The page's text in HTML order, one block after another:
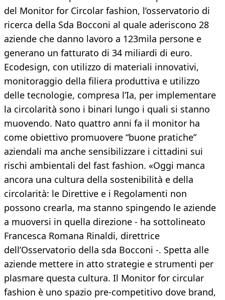
del Monitor for Circolar fashion, l’osservatorio di
ricerca della Sda Bocconi al quale aderiscono 28
aziende che danno lavoro a 123mila persone e
generano un fatturato di 34 miliardi di euro.
Ecodesign, con utilizzo di materiali innovativi,
monitoraggio della filiera produttiva e utilizzo
delle tecnologie, compresa l’Ia, per implementare
la circolarità sono i binari lungo i quali si stanno
muovendo. Nato quattro anni fa il monitor ha
come obiettivo promuovere “buone pratiche”
aziendali ma anche sensibilizzare i cittadini sui
rischi ambientali del fast fashion. «Oggi manca
ancora una cultura della sostenibilità e della
circolarità: le Direttive e i Regolamenti non
possono crearla, ma stanno spingendo le aziende
a muoversi in quella direzione - ha sottolineato
Francesca Romana Rinaldi, direttrice
dell’Osservatorio della sda Bocconi -. Spetta alle
aziende mettere in atto strategie e strumenti per
plasmare questa cultura. Il Monitor for circular
fashion è uno spazio pre-competitivo dove brand,